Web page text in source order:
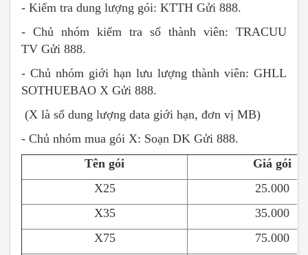
- Kiểm tra dung lượng gói: KTTH Gửi 888.
- Chủ nhóm kiểm tra số thành viên: TRACUU
TV Gửi 888.
- Chủ nhóm giới hạn lưu lượng thành viên: GHLL
SOTHUEBAO X Gửi 888.
(X là số dung lượng data giới hạn, đơn vị MB)
- Chủ nhóm mua gói X: Soạn DK Gửi 888.
Tên gói
Giá gói
X25
25.000
X35
35.000
X75
75.000